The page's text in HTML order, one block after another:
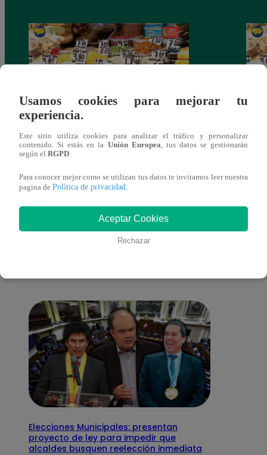
Mujeres al Mando – Viernes 25 de febrero
del 2022 – Programa completo
del
También te puede
Elecciones Municipales: presentan
proyecto de ley para impedir que
alcaldes busquen reelección inmediata
Usamos cookies para mejorar tu
experiencia.
Este sitio utiliza cookies para analizar el tráfico y personalizar
contenido. Si estás en la Unión Europea, tus datos se gestionarán
según el RGPD.
Para conocer mejor como se utilizan tus datos te invitamos leer nuestra
pagina de Política de privacidad.
Aceptar Cookies
Rechazar